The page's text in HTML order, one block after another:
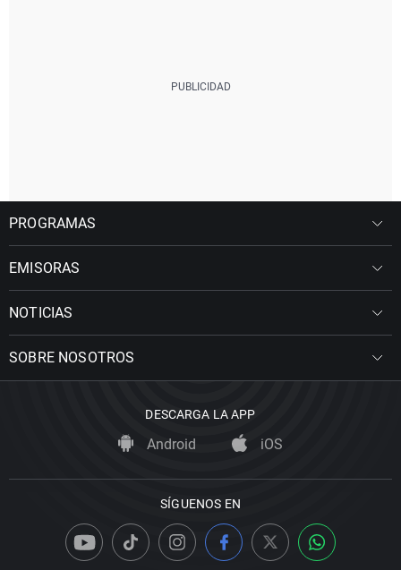
PROGRAMAS
EMISORAS
NOTICIAS
SOBRE NOSOTROS
DESCARGA LA APP
Android iOS
SÍGUENOS EN